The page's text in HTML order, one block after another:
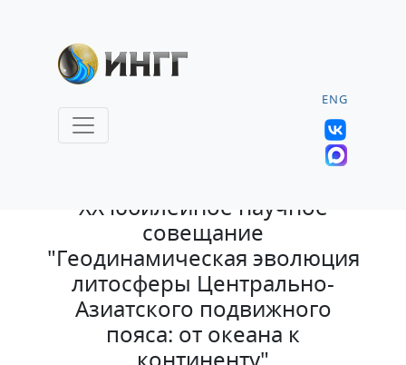
ENG
XX юбилейное научное
совещание
"Геодинамическая эволюция
литосферы Центрально-
Азиатского подвижного
пояса: от океана к